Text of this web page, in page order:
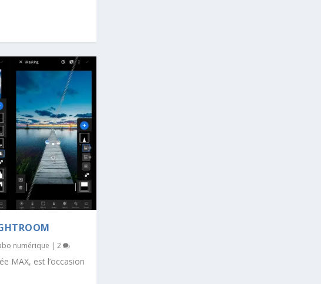
numérique | 2
MAX, est l’occasion